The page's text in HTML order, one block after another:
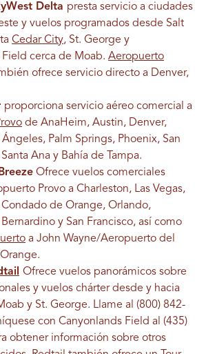
Delta presta servicio a ciudades
y vuelos programados desde Salt
Cedar City, St. George y
cerca de Moab. Aeropuerto
ofrece servicio directo a Denver,
proporciona servicio aéreo comercial a
de AnaHeim, Austin, Denver,
Ángeles, Palm Springs, Phoenix, San
Santa Ana y Bahía de Tampa.
Ofrece vuelos comerciales
Provo a Charleston, Las Vegas,
Condado de Orange, Orlando,
Bernardino y San Francisco, así como
a John Wayne/Aeropuerto del
Ofrece vuelos panorámicos sobre
y vuelos chárter desde y hacia
y St. George. Llame al (800) 842-
con Canyonlands Field al (435)
obtener información sobre otros